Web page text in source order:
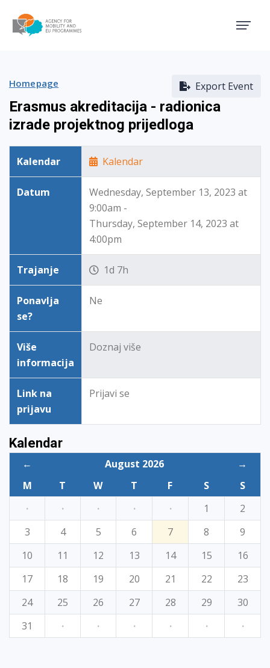
Export Event
Homepage
Erasmus akreditacija - radionica
izrade projektnog prijedloga
Kalendar Kalendar
Datum
Wednesday, September 13, 2023 at
9:00am -
Thursday, September 14, 2023 at
4:00pm
Trajanje 1d 7h
Ponavlja
se?
Ne
Više
informacija
Doznaj više
Link na
prijavu
Prijavi se
Kalendar
← August 2026
→
M
T W T F S
S
·
· · · · 1
2
3
4 5 6 7 8
9
10
11 12 13 14 15
16
17
18 19 20 21 22
23
24
25 26 27 28 29
30
31
· · · · · ·